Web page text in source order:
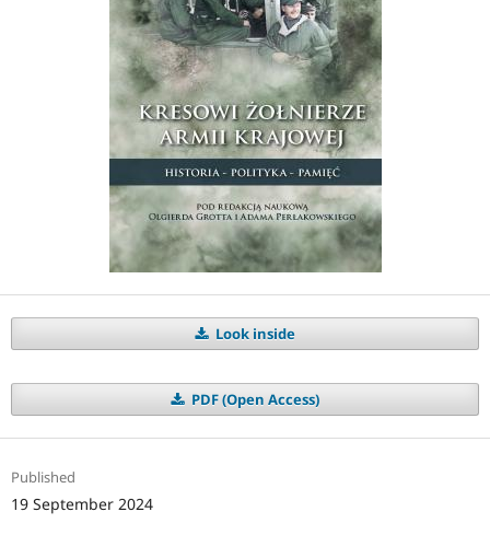
Look inside
PDF (Open Access)
Published
19 September 2024